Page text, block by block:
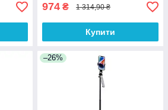
974 ₴ 1 314,90 ₴
Купити
–26%